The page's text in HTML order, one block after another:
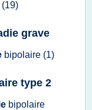
(19)
grave
bipolaire (1)
type 2
bipolaire